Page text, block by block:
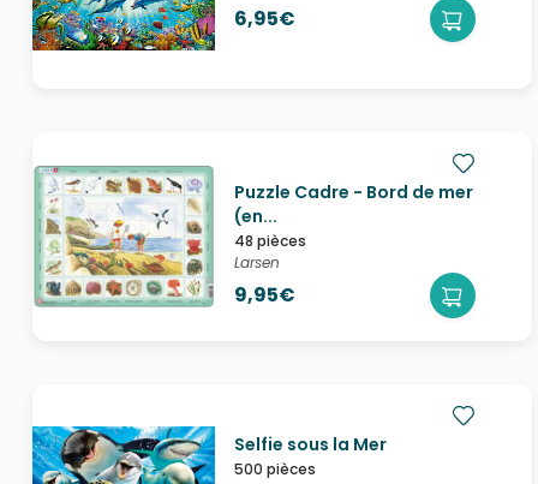
6,95€
Puzzle Cadre - Bord de mer
(en...
48 pièces
Larsen
9,95€
Selfie sous la Mer
500 pièces